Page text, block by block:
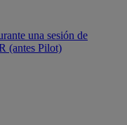
una sesión de
(antes Pilot)